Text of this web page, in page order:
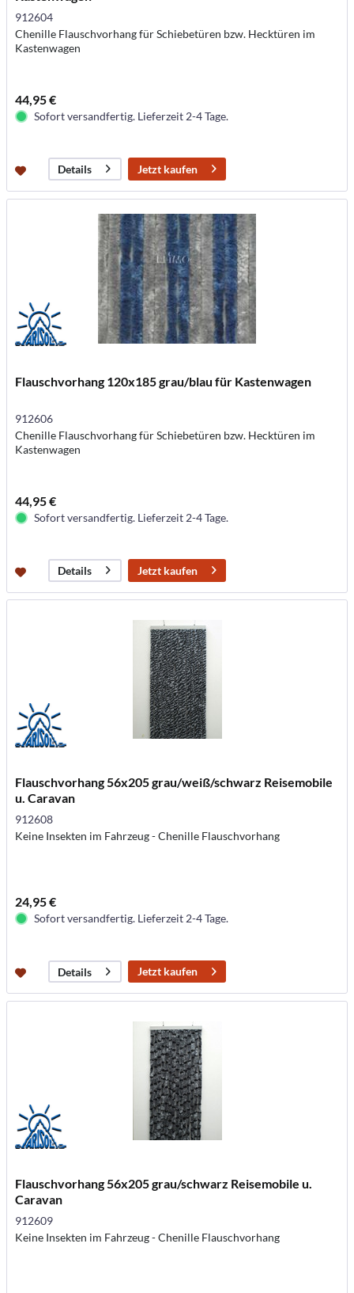
912604
Chenille Flauschvorhang für Schiebetüren bzw. Hecktüren im
Kastenwagen
44,95 €
Sofort versandfertig. Lieferzeit 2-4 Tage.
Details Jetzt kaufen
Flauschvorhang 120x185 grau/blau für Kastenwagen
912606
Chenille Flauschvorhang für Schiebetüren bzw. Hecktüren im
Kastenwagen
44,95 €
Sofort versandfertig. Lieferzeit 2-4 Tage.
Details Jetzt kaufen
Flauschvorhang 56x205 grau/weiß/schwarz Reisemobile
u. Caravan
912608
Keine Insekten im Fahrzeug - Chenille Flauschvorhang
24,95 €
Sofort versandfertig. Lieferzeit 2-4 Tage.
Details Jetzt kaufen
Flauschvorhang 56x205 grau/schwarz Reisemobile u.
Caravan
912609
Keine Insekten im Fahrzeug - Chenille Flauschvorhang